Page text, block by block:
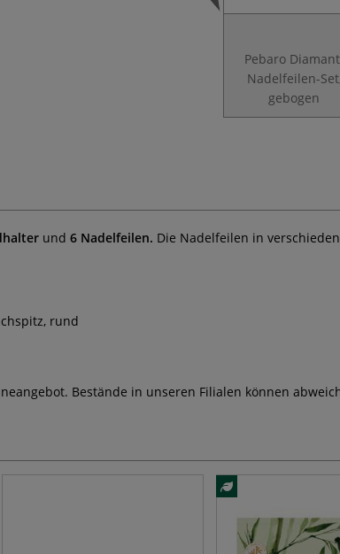
Pebaro
Nadelfeilen-
gebogen
und 6 Nadelfeilen. Die Nadelfeilen in
rund
Bestände in unseren Filialen können